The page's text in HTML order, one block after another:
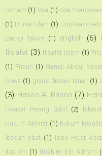
Dirham (1) Doa (1) doa
(1) Dunia Islam (1) Duplikasi
Energi Takwa (1) english (6)
filsafat (3) filsafat Islam (1)
(1) Firaun (1) Gamal Abdul
Gowa (1) grand desain tanah (1)
(3) Hasan Al Banna (7)
Hikayat Perang Sabil (2)
Hukum Akhirat (1) hukum
Ibadah obat (1) Ibnu Hajar
Ibrahim (1) Ibrahim bin Adham